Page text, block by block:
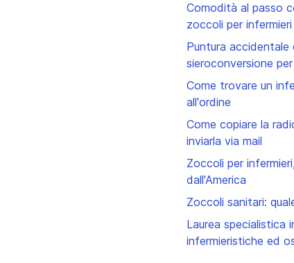
Comodità al passo
zoccoli per
Puntura accidentale
sieroconversione
Come trovare un
all'ordine
Come copiare la
inviarla via mail
Zoccoli per
dall'America
Zoccoli sanitari:
Laurea specialistica
infermieristiche ed